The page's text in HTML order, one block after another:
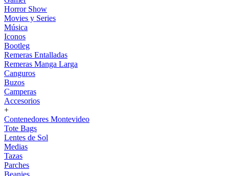
Horror Show
Movies y Series
Música
Iconos
Bootleg
Remeras Entalladas
Remeras Manga Larga
Canguros
Buzos
Camperas
Accesorios
+
Contenedores Montevideo
Tote Bags
Lentes de Sol
Medias
Tazas
Parches
Beanies